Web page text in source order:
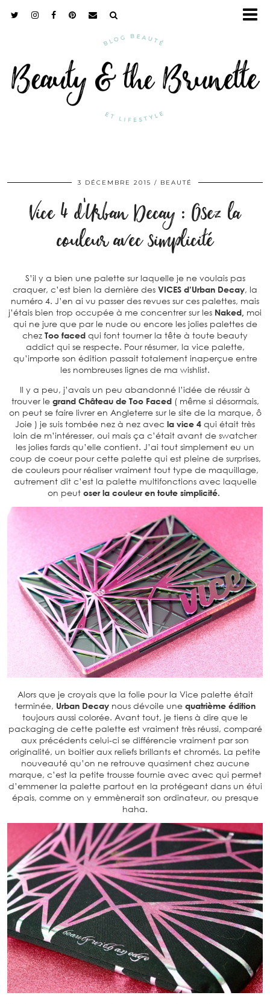
3 DÉCEMBRE 2015 BEAUTÉ
Vice 4 d’Urban Decay : Osez la
couleur avec simplicité
S’il y a bien une palette sur laquelle je ne voulais pas
craquer, c’est bien la dernière des VICES d’Urban Decay, la
numéro 4. J’en ai vu passer des revues sur ces palettes, mais
j’étais bien trop occupée à me concentrer sur les Naked, moi
qui ne jure que par le nude ou encore les jolies palettes de
chez Too faced qui font tourner la tête à toute beauty
addict qui se respecte. Pour résumer, la vice palette,
qu’importe son édition passait totalement inaperçue entre
les nombreuses lignes de ma wishlist.
Il y a peu, j’avais un peu abandonné l’idée de réussir à
trouver le grand Château de Too Faced( même si désormais,
on peut se faire livrer en Angleterre sur le site de la marque, ô
Joie ) je suis tombée nez à nez avec la vice 4 qui était très
loin de m’intéresser, oui mais ça c’était avant de swatcher
les jolies fards qu’elle contient. J’ai tout simplement eu un
coup de coeur pour cette palette qui est pleine de surprises,
de couleurs pour réaliser vraiment tout type de maquillage,
autrement dit c’est la palette multifonctions avec laquelle
on peut oser la couleur en toute simplicité.
Alors que je croyais que la folie pour la Vice palette était
terminée, Urban Decay nous dévoile une quatrième édition
toujours aussi colorée. Avant tout, je tiens à dire que le
packaging de cette palette est vraiment très réussi, comparé
aux précédents celui-ci se différencie vraiment par son
originalité, un boitier aux reliefs brillants et chromés. La petite
nouveauté qu’on ne retrouve quasiment chez aucune
marque, c’est la petite trousse fournie avec avec qui permet
d’emmener la palette partout en la protégeant dans un étui
épais, comme on y emmènerait son ordinateur, ou presque
haha.